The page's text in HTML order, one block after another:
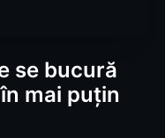
se bucură
mai puțin